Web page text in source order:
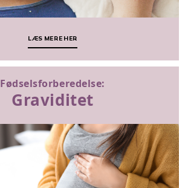
LÆS MERE HER
Fødselsforberedelse:
Graviditet